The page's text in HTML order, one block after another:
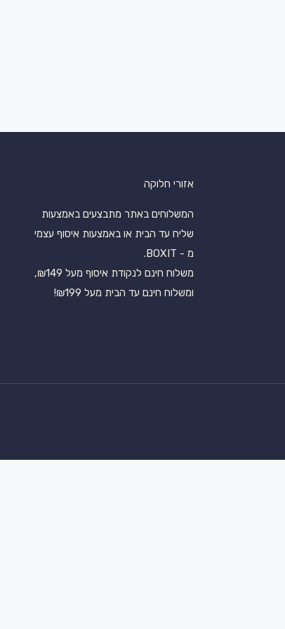
אזורי חלוקה
המשלוחים באתר מתבצעים באמצעות
שליח עד הבית או באמצעות איסוף עצמי
מ - BOXIT.
משלוח חינם לנקודת איסוף מעל ₪149,
ומשלוח חינם עד הבית מעל ₪199!